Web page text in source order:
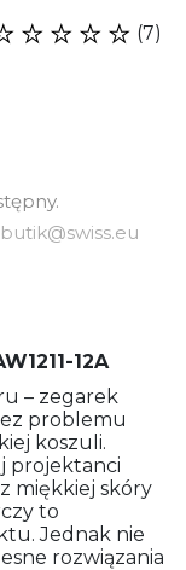
(7)
butik@swiss.eu
12A
– zegarek
problemu
koszuli.
projektanci
miękkiej skóry
to
Jednak nie
rozwiązania